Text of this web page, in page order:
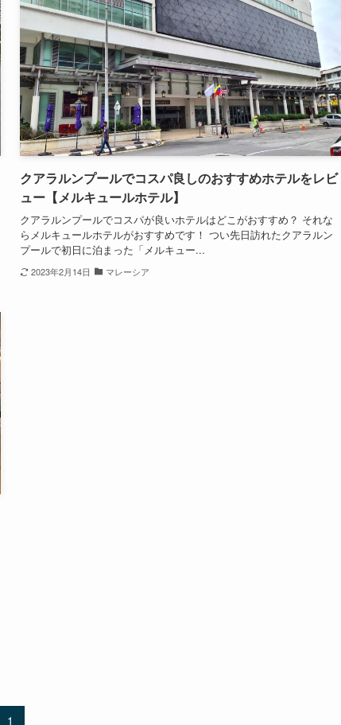
クアラルンプールでコスパ良しのおすすめホテルをレビ
ュー【メルキュールホテル】
クアラルンプールでコスパが良いホテルはどこがおすすめ？ それな
らメルキュールホテルがおすすめです！ つい先日訪れたクアラルン
プールで初日に泊まった「メルキュー...
2023年2月14日 マレーシア
1